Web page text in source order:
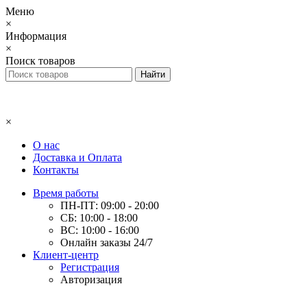
Меню
×
Информация
×
Поиск товаров
×
О нас
Доставка и Оплата
Контакты
Время работы
ПН-ПТ: 09:00 - 20:00
СБ: 10:00 - 18:00
ВС: 10:00 - 16:00
Онлайн заказы 24/7
Клиент-центр
Регистрация
Авторизация